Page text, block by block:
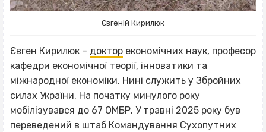
Євгеній Кирилюк
Євген Кирилюк – доктор економічних наук, професор
кафедри економічної теорії, інноватики та
міжнародної економіки. Нині служить у Збройних
силах України. На початку минулого року
мобілізувався до 67 ОМБР. У травні 2025 року був
переведений в штаб Командування Сухопутних